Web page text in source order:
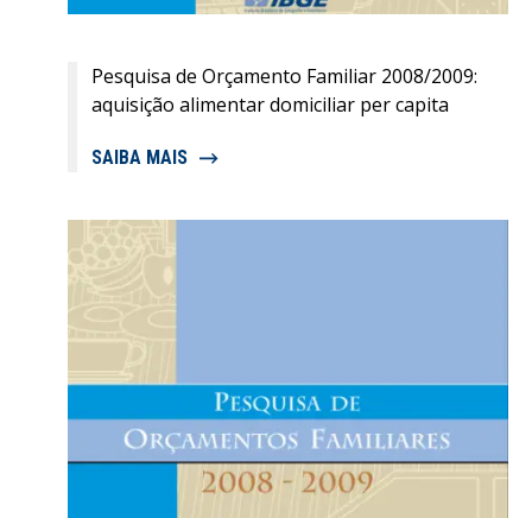
Pesquisa de Orçamento Familiar 2008/2009:
aquisição alimentar domiciliar per capita
SAIBA MAIS